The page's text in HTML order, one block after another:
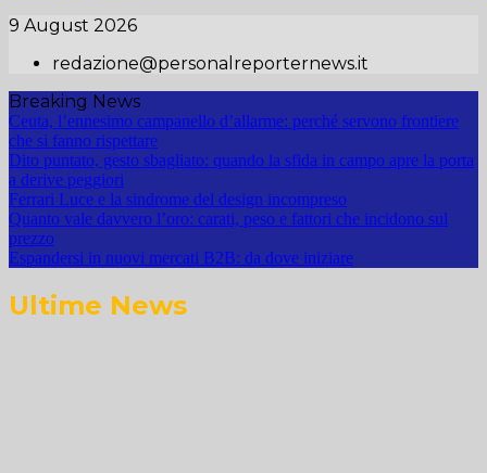
9 August 2026
redazione@personalreporternews.it
Breaking News
Ceuta, l’ennesimo campanello d’allarme: perché servono frontiere
che si fanno rispettare
Dito puntato, gesto sbagliato: quando la sfida in campo apre la porta
a derive peggiori
Ferrari Luce e la sindrome del design incompreso
Quanto vale davvero l’oro: carati, peso e fattori che incidono sul
prezzo
Espandersi in nuovi mercati B2B: da dove iniziare
Ultime News